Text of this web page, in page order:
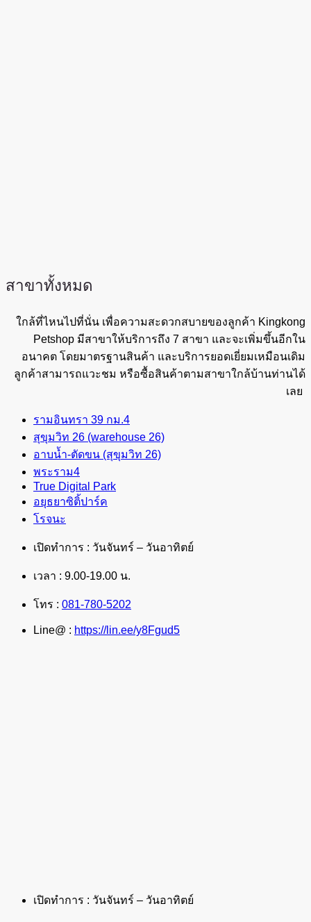
สาขาทั้งหมด
ใกล้ที่ไหนไปที่นั่น เพื่อความสะดวกสบายของลูกค้า Kingkong
Petshop มีสาขาให้บริการถึง 7 สาขา และจะเพิ่มขึ้นอีกใน
อนาคต โดยมาตรฐานสินค้า และบริการยอดเยี่ยมเหมือนเดิม
ลูกค้าสามารถแวะชม หรือซื้อสินค้าตามสาขาใกล้บ้านท่านได้
เลย
รามอินทรา 39 กม.4
สุขุมวิท 26 (warehouse 26)
อาบน้ำ-ตัดขน (สุขุมวิท 26)
พระราม4
True Digital Park
อยุธยาซิติ้ปาร์ค
โรจนะ
เปิดทำการ : วันจันทร์ – วันอาทิตย์
เวลา : 9.00-19.00 น.
โทร : 081-780-5202
Line@ : https://lin.ee/y8Fgud5
เปิดทำการ : วันจันทร์ – วันอาทิตย์